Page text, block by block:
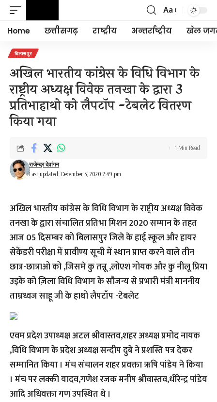
Font
Resizer
Aa
Home छत्तीसगढ़ राष्ट्रीय अन्तर्राष्ट्रीय खेल
बिलासपुर
अखिल भारतीय कांग्रेस के विधि विभाग के
राष्ट्रीय अध्यक्ष विवेक तनखा के द्वारा 3
प्रतिभाहाथो को लैपटॉप -टेबलेट वितरण
किया गया
Last updated: December 5, 2020 2:49 pm
राजेन्द्र देवांगन
1 Min Read
अखिल भारतीय कांग्रेस के विधि विभाग के राष्ट्रीय अध्यक्ष विवेक
तनखा के द्वारा संचालित प्रतिभा मिशन 2020 सम्मान के तहत
आज 05 दिसम्बर को बिलासपुर जिले के हाई स्कूल और हायर
सेकेंडरी परीक्षा में प्रावीण्य सूची में स्थान प्राप्त करने वाले तीन
छात्र-छात्राओ को ,जिसमे कु तन्नू ,लोएश गोयक और कु नीलू प्रिया
उइके को ज़िला विधि विभाग के सौजन्य से प्रभारी मंत्री माननीय
ताम्रध्वज साहू जी के हाथो लैपटॉप -टेबलेट
एवम प्रदेश उपाध्यक्ष अटल श्रीवास्तव,शहर अध्यक्ष प्रमोद नायक
,विधि विभाग के प्रदेश अध्यक्ष सन्दीप दुबे ने प्रशस्ति पत्र देकर
सम्मानित किया । मंच संचालन शहर प्रवक्ता ऋषि पांडेय ने किया
। मंच पर लक्की यादव,गणेश रजक मनीष श्रीवास्तव,धीरेन्द्र पांडेय
आदि अधिवक्ता गण उपस्थित थे ।